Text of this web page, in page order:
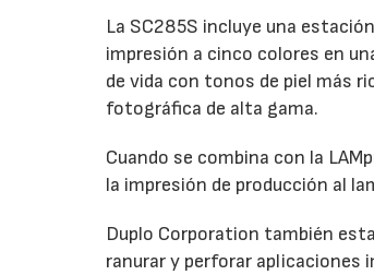
La SC285S incluye una
impresión a cinco colores en
de vida con tonos de piel más
fotográfica de alta gama.
Cuando se combina con la
la impresión de producción al
Duplo Corporation también
ranurar y perforar aplicaciones